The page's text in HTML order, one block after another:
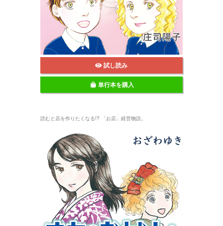
試し読み
単行本を購入
読むと店を作りたくなる!? 「お店」経営物語。